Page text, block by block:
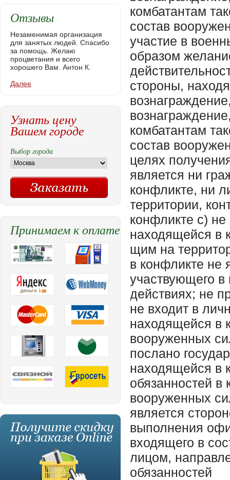
комбатантам
состав
участие в
образом
стороны,
комбатантам
состав
целях
является ни
конфликте, ни
территории,
конфликте c)
находящейся в
щим на
в конфликте не
участвующего
действиях; не
не входит в
находящейся в
вооруженных
послано
находящейся в
обязанностей в
вооруженных
является
выполнения
входящего в
лицом,
обязанностей
Отзывы
Незаменимая организация
для занятых людей. Спасибо
за помощь. Желаю
процветания и всего
хорошего Вам. Антон К.
Далее
Узнать цену
Вашем городе
Выбор города
Принимаем к оплате